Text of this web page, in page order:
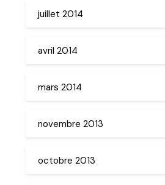
juillet 2014
avril 2014
mars 2014
novembre 2013
octobre 2013